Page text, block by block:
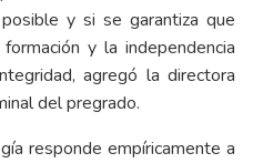
y si se garantiza que
y la independencia
agregó la directora
del pregrado.
responde empíricamente a